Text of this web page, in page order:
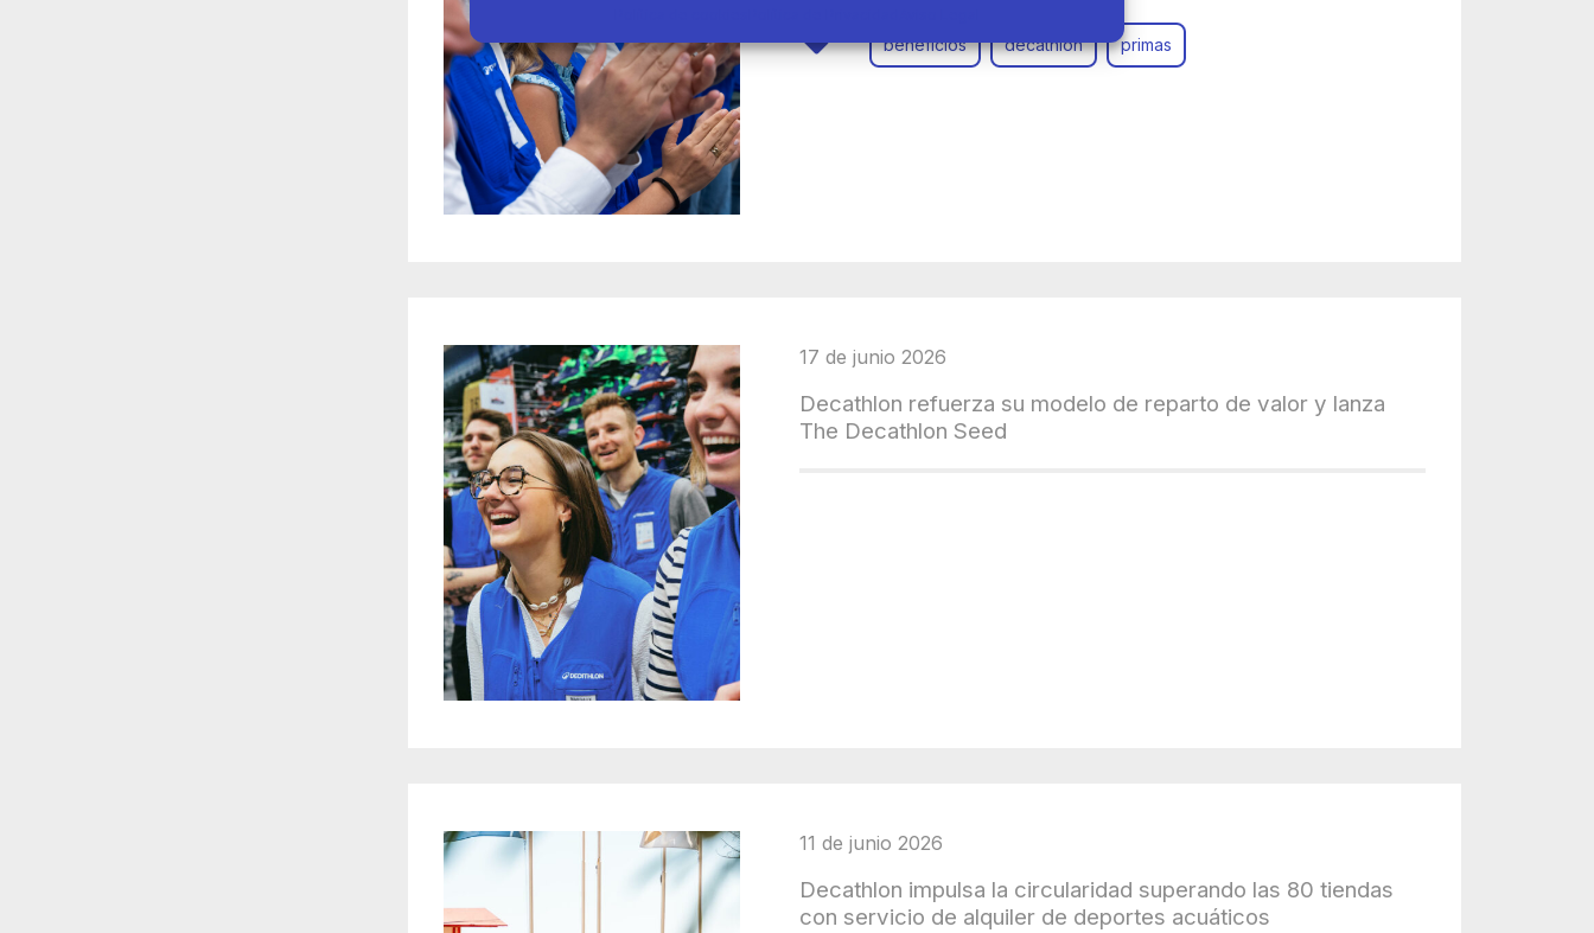
beneficios decathlon primas
17 de junio 2026
Decathlon refuerza su modelo de reparto de valor y lanza
The Decathlon Seed
11 de junio 2026
Decathlon impulsa la circularidad superando las 80 tiendas
con servicio de alquiler de deportes acuáticos